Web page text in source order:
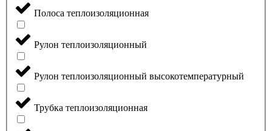
Полоса теплоизоляционная
Рулон теплоизоляционный
Рулон теплоизоляционный высокотемпературный
Трубка теплоизоляционная